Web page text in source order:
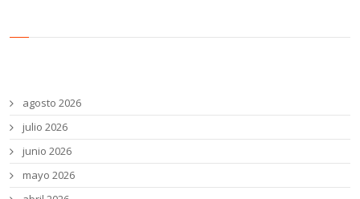
agosto 2026
julio 2026
junio 2026
mayo 2026